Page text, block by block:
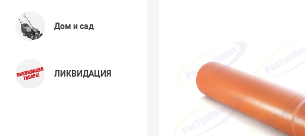
Дом и сад
ЛИКВИДАЦИЯ